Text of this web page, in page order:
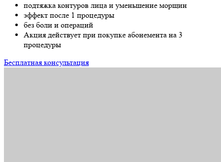
подтяжка контуров лица и уменьшение морщин
эффект после 1 процедуры
без боли и операций
Акция действует при покупке абонемента на 3
процедуры
Бесплатная консультация